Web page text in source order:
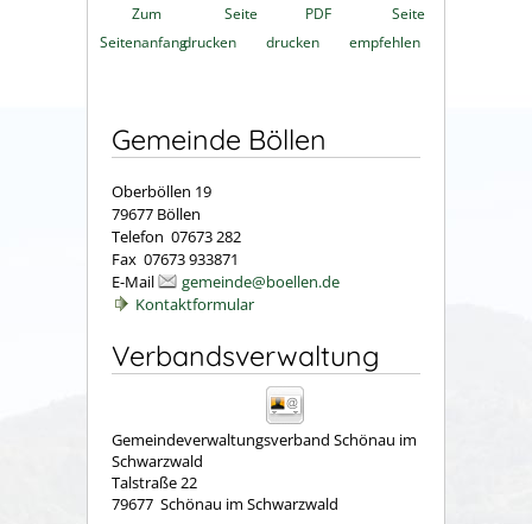
Zum
Seitenanfang
Seite
drucken
PDF
drucken
Seite
empfehlen
Gemeinde Böllen
Oberböllen 19
79677 Böllen
Telefon 07673 282
Fax 07673 933871
E-Mail
gemeinde@boellen.de
Kontaktformular
Verbandsverwaltung
Gemeindeverwaltungsverband Schönau im
Schwarzwald
Talstraße 22
79677 Schönau im Schwarzwald